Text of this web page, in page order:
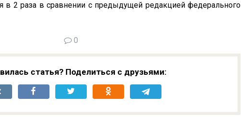
в 2 раза в сравнении с предыдущей редакцией федерального
0
статья? Поделиться с друзьями: